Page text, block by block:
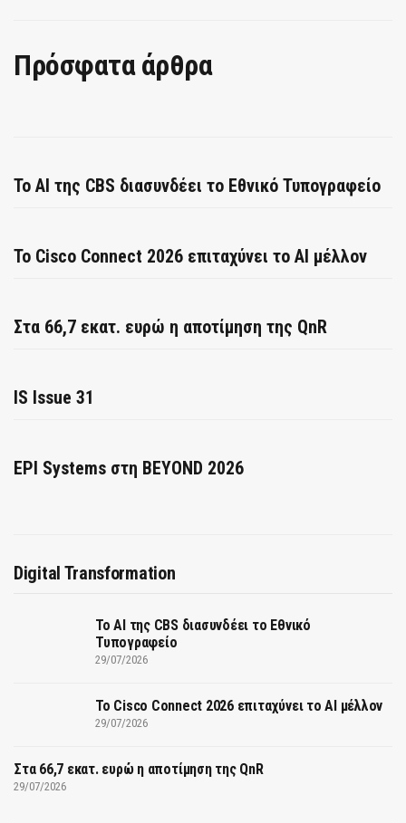
Πρόσφατα άρθρα
Το AI της CBS διασυνδέει το Εθνικό Τυπογραφείο
Το Cisco Connect 2026 επιταχύνει το AI μέλλον
Στα 66,7 εκατ. ευρώ η αποτίμηση της QnR
IS Issue 31
EPI Systems στη BEYOND 2026
Digital Transformation
Το AI της CBS διασυνδέει το Εθνικό
Τυπογραφείο
29/07/2026
Το Cisco Connect 2026 επιταχύνει το AI μέλλον
29/07/2026
Στα 66,7 εκατ. ευρώ η αποτίμηση της QnR
29/07/2026